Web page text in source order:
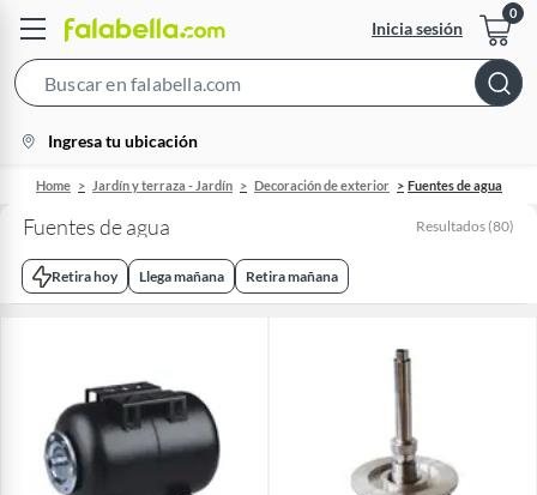
Inicia sesión
Bar
location-
icon
Ingresa tu ubicación
Home Jardín y terraza - Jardín Decoración de exterior Fuentes de agua
Fuentes de agua Resultados (80)
Retira hoy Llega mañana Retira mañana